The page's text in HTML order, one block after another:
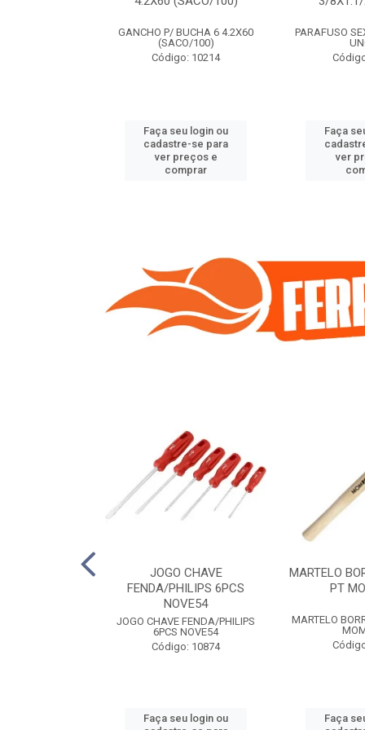
GANCHO P/ BUCHA 6 4.2X60
(SACO/100)
Código: 10214
Faça seu login ou
cadastre-se para
ver preços e
comprar
PARAFUSO
Faça
ver
JOGO CHAVE
FENDA/PHILIPS 6PCS
NOVE54
JOGO CHAVE FENDA/PHILIPS
6PCS NOVE54
Código: 10874
Faça seu login ou
MARTELO
PT
MARTELO
Faça